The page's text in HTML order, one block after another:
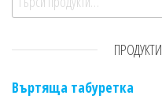
ПРОДУКТИ
Въртяща табуретка